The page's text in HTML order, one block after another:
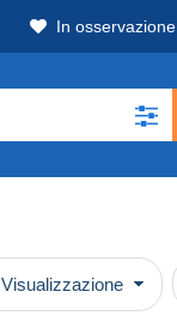
In osservazione
Visualizzazione